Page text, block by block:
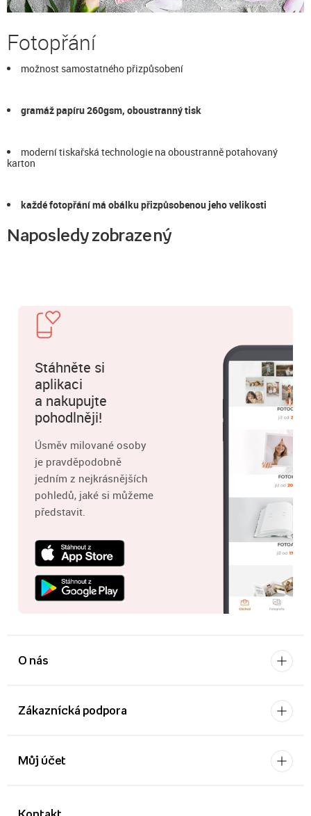
Fotopřání
možnost samostatného přizpůsobení
gramáž papíru 260gsm, oboustranný tisk
moderní tiskařská technologie na oboustranně potahovaný
karton
každé fotopřání má obálku přizpůsobenou jeho velikosti
Naposledy zobrazený
Stáhněte si
aplikaci
a nakupujte
pohodlněji!
Úsměv milované osoby
je pravděpodobně
jedním z nejkrásnějších
pohledů, jaké si můžeme
představit.
O nás
Zákaznícká podpora
Můj účet